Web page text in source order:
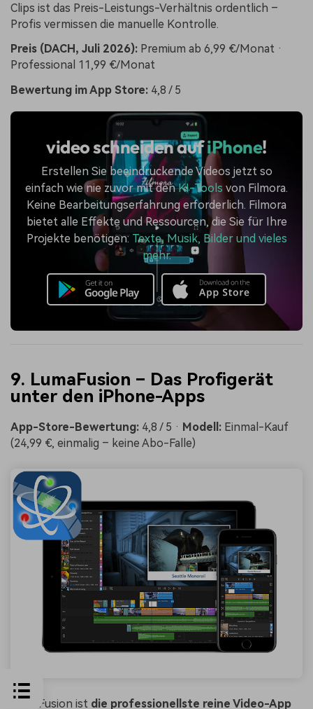
Clips ist das Preis-Leistungs-Verhältnis ordentlich –
Profis vermissen die manuelle Kontrolle.
Preis (DACH, Juli 2026): Premium ab 6,99 €/Monat ·
Professional 11,99 €/Monat
Bewertung im App Store: 4,8 / 5
video schneiden aufiPhone!
Erstellen Sie beeindruckende Videos jetzt so
einfach wie nie zuvor mit denKI-Tools von Filmora.
Keine Bearbeitungserfahrung erforderlich. Filmora
bietet alle Effekte und Ressourcen, die Sie für Ihre
Projekte benötigen: Texte, Musik, Bilder und vieles
mehr.
9. LumaFusion – Das Profigerät
unter den iPhone-Apps
App-Store-Bewertung: 4,8 / 5 · Modell: Einmal-Kauf
(24,99 €, einmalig – keine Abo-Falle)
LumaFusion ist die professionellste reine Video-App